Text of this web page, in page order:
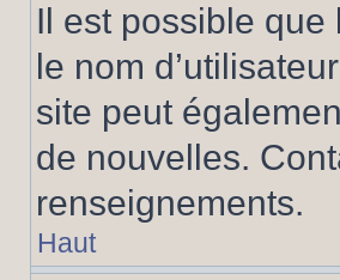
Il est possible
le nom
site peut
de nouvelles.
renseignements.
Haut